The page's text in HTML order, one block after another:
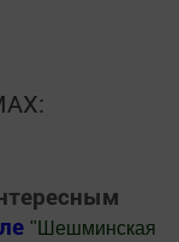
" Шешминская